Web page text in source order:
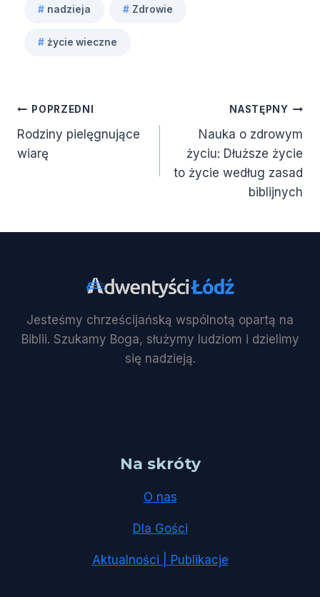
Tagi
wpisu:
# nadzieja # Zdrowie
# życie wieczne
Nawigacja
wpisu
POPRZEDNI
Rodziny pielęgnujące
wiarę
NASTĘPNY
Nauka o zdrowym
życiu: Dłuższe życie
to życie według zasad
biblijnych
Jesteśmy chrześcijańską wspólnotą opartą na
Biblii. Szukamy Boga, służymy ludziom i dzielimy
się nadzieją.
Na skróty
O nas
Dla Gości
Aktualności | Publikacje